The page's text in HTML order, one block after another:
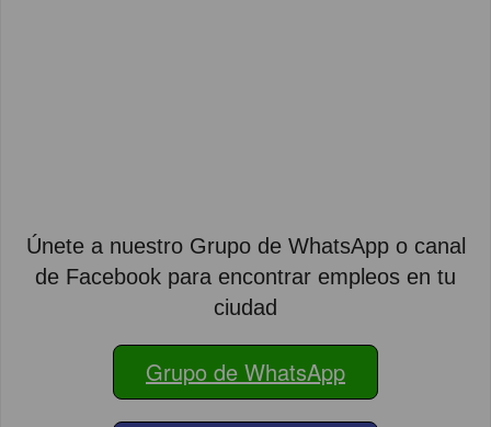
Únete a nuestro Grupo de WhatsApp o canal
de Facebook para encontrar empleos en tu
ciudad
Grupo de WhatsApp